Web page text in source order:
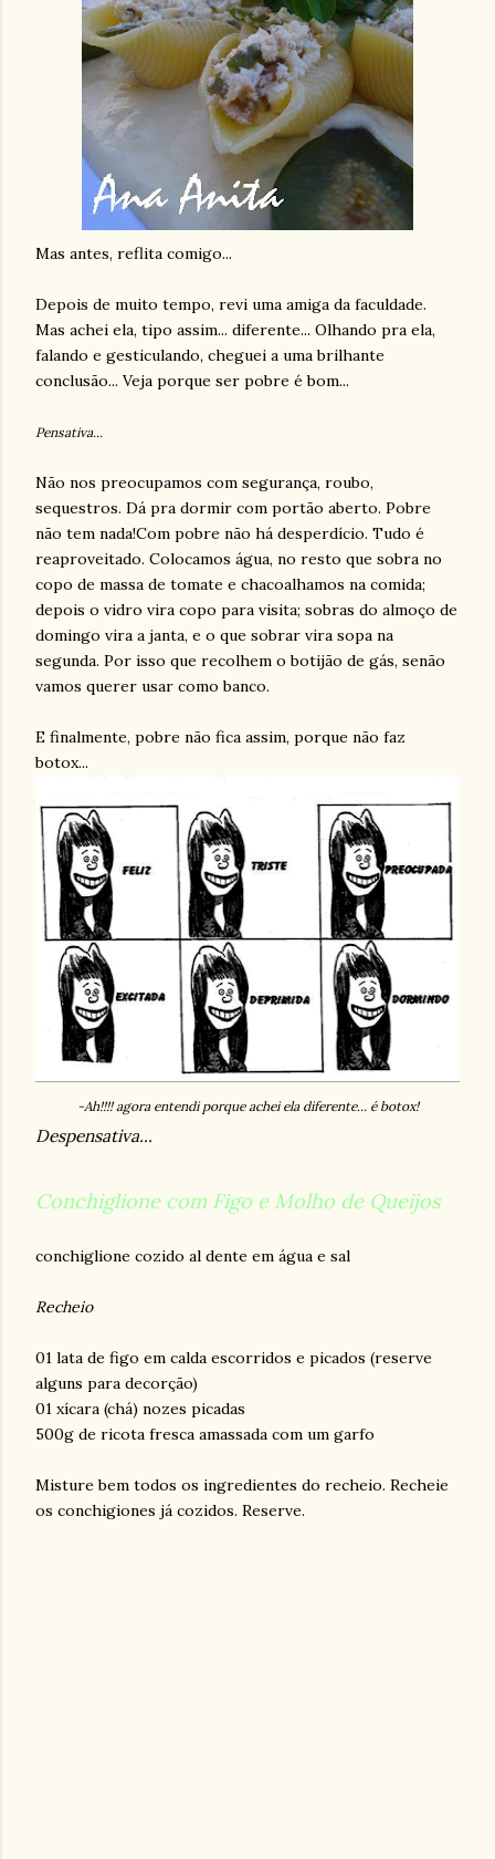
Mas antes, reflita comigo...
Depois de muito tempo, revi uma amiga da faculdade.
Mas achei ela, tipo assim... diferente... Olhando pra ela,
falando e gesticulando, cheguei a uma brilhante
conclusão... Veja porque ser pobre é bom...
Pensativa...
Não nos preocupamos com segurança, roubo,
sequestros. Dá pra dormir com portão aberto. Pobre
não tem nada!Com pobre não há desperdício. Tudo é
reaproveitado. Colocamos água, no resto que sobra no
copo de massa de tomate e chacoalhamos na comida;
depois o vidro vira copo para visita; sobras do almoço de
domingo vira a janta, e o que sobrar vira sopa na
segunda. Por isso que recolhem o botijão de gás, senão
vamos querer usar como banco.
E finalmente, pobre não fica assim, porque não faz
botox...
-Ah!!!! agora entendi porque achei ela diferente... é botox!
Despensativa...
Conchiglione com Figo e Molho de Queijos
conchiglione cozido al dente em água e sal
Recheio
01 lata de figo em calda escorridos e picados (reserve
alguns para decorção)
01 xícara (chá) nozes picadas
500g de ricota fresca amassada com um garfo
Misture bem todos os ingredientes do recheio. Recheie
os conchigiones já cozidos. Reserve.